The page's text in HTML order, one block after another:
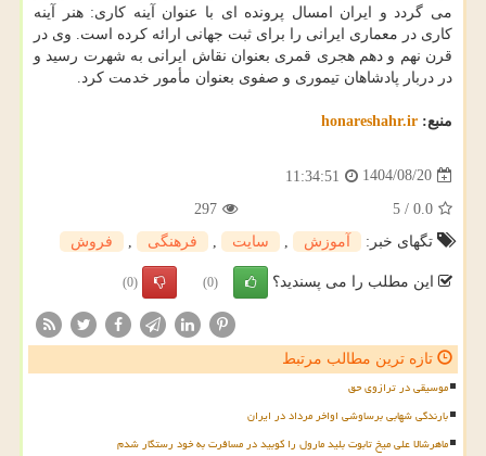
می گردد و ایران امسال پرونده ای با عنوان آینه کاری: هنر آینه
کاری در معماری ایرانی را برای ثبت جهانی ارائه کرده است. وی در
قرن نهم و دهم هجری قمری بعنوان نقاش ایرانی به شهرت رسید و
در دربار پادشاهان تیموری و صفوی بعنوان مأمور خدمت کرد.
منبع: honareshahr.ir
1404/08/20
11:34:51
0.0
/
5
297
تگهای خبر:
آموزش سایت فرهنگی فروش
این مطلب را می پسندید؟ (0)
(0)
تازه ترین مطالب مرتبط
موسیقی در ترازوی حق
بارندگی شهابی برساوشی اواخر مرداد در ایران
ماهرشالا علی میخ تابوت بلید مارول را کوبید در مسافرت به خود رستگار شدم